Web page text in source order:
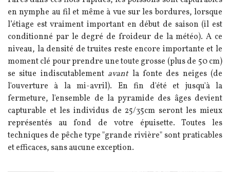
en nymphe au fil et même à vue sur les bordures, lorsque
l’étiage est vraiment important en début de saison (il est
conditionné par le degré de froideur de la météo). A ce
niveau, la densité de truites reste encore importante et le
moment clé pour prendre une toute grosse (plus de 50 cm)
se situe indiscutablementavantla fonte des neiges (de
l'ouverture à la mi-avril). En fin d'été et jusqu'à la
fermeture, l'ensemble de la pyramide des âges devient
capturable et les individus de 25/35cm seront les mieux
représentés au fond de votre épuisette. Toutes les
techniques de pêche type "grande rivière" sont praticables
et efficaces, sans aucune exception.